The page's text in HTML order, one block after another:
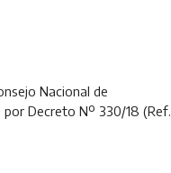
Nacional de
Decreto Nº 330/18 (Ref.